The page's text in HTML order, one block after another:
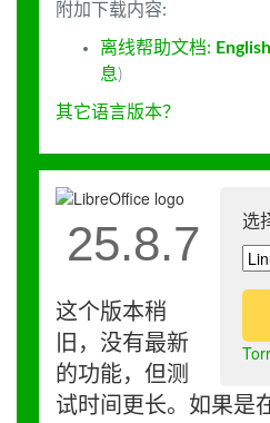
附加下载内容:
离线帮助文档:
息)
其它语言版本？
选
25.8.7
这个版本稍
旧，没有最新
的功能，但测
试时间更长。如果是